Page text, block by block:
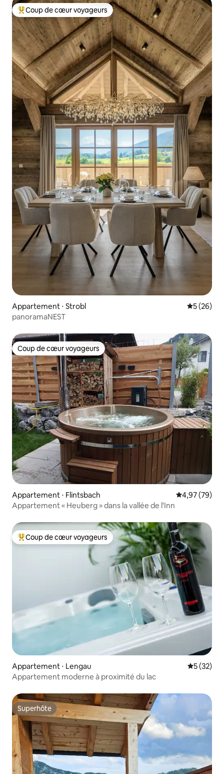
Coups de cœur voyageurs les plus appréciés
Coup de cœur voyageurs
Appartement ⋅ Strobl
5 (26)
panoramaNEST
Coup de cœur voyageurs
Coup de cœur voyageurs
Appartement ⋅ Flintsbach Évaluation
4,97 (79)
Appartement « Heuberg » dans la vallée de l'Inn
Coups de cœur voyageurs les plus appréciés
Coup de cœur voyageurs
Appartement ⋅ Lengau
5 (32)
Appartement moderne à proximité du lac
Superhôte
Superhôte